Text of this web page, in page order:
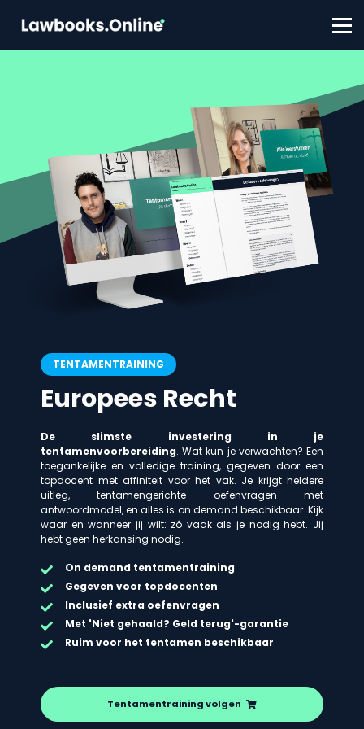
FAQ
Contact
TENTAMENTRAINING
Europees Recht
De slimste investering in je
tentamenvoorbereiding. Wat kun je verwachten? Een
toegankelijke en volledige training, gegeven door een
topdocent met affiniteit voor het vak. Je krijgt heldere
uitleg, tentamengerichte oefenvragen met
antwoordmodel, en alles is on demand beschikbaar. Kijk
waar en wanneer jij wilt: zó vaak als je nodig hebt. Jij
hebt geen herkansing nodig.
On demand tentamentraining
Gegeven voor topdocenten
Inclusief extra oefenvragen
Met 'Niet gehaald? Geld terug'-garantie
Ruim voor het tentamen beschikbaar
Tentamentraining volgen